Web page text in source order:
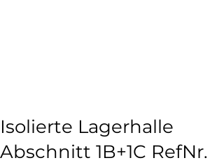
Isolierte Lagerhalle
Abschnitt 1B+1C RefNr.